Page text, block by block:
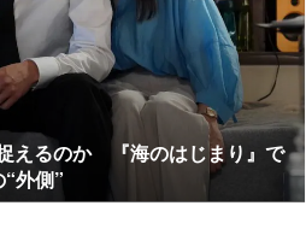
えるのか 『海のはじまり』で
外側”